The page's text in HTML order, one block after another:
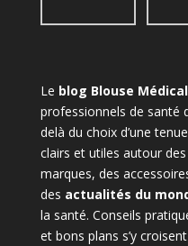
Le blog Blouse
professionnels de santé
delà du choix d’une
clairs et utiles autour des
marques, des
des actualités du
la santé. Conseils
et bons plans s’y